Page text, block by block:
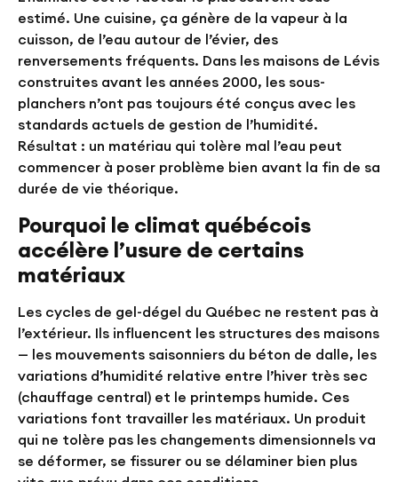
estimé. Une cuisine, ça génère de la vapeur à la
cuisson, de l’eau autour de l’évier, des
renversements fréquents. Dans les maisons de Lévis
construites avant les années 2000, les sous-
planchers n’ont pas toujours été conçus avec les
standards actuels de gestion de l’humidité.
Résultat : un matériau qui tolère mal l’eau peut
commencer à poser problème bien avant la fin de sa
durée de vie théorique.
Pourquoi le climat québécois
accélère l’usure de certains
matériaux
Les cycles de gel-dégel du Québec ne restent pas à
l’extérieur. Ils influencent les structures des maisons
— les mouvements saisonniers du béton de dalle, les
variations d’humidité relative entre l’hiver très sec
(chauffage central) et le printemps humide. Ces
variations font travailler les matériaux. Un produit
qui ne tolère pas les changements dimensionnels va
se déformer, se fissurer ou se délaminer bien plus